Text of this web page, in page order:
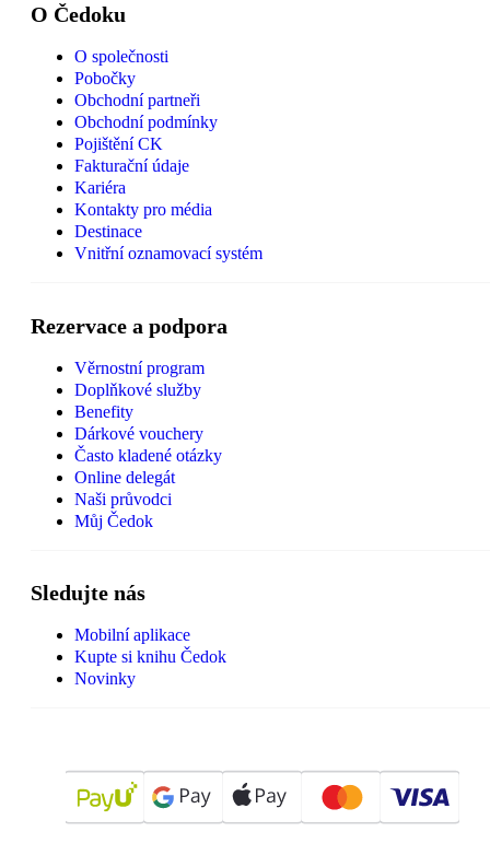
O Čedoku
O společnosti
Pobočky
Obchodní partneři
Obchodní podmínky
Pojištění CK
Fakturační údaje
Kariéra
Kontakty pro média
Destinace
Vnitřní oznamovací systém
Rezervace a podpora
Věrnostní program
Doplňkové služby
Benefity
Dárkové vouchery
Často kladené otázky
Online delegát
Naši průvodci
Můj Čedok
Sledujte nás
Mobilní aplikace
Kupte si knihu Čedok
Novinky